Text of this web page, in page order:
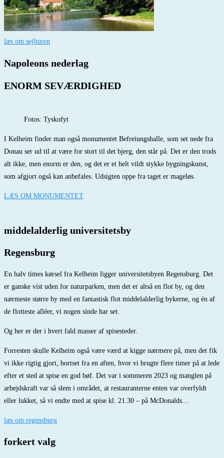
læs om sejlturen
Napoleons nederlag
ENORM SEVÆRDIGHED
Fotos: Tyskofyt
I Kelheim finder man også monumentet Befreiungshalle, som set nede fra
Donau ser ud til at være for stort til det bjerg, den står på. Det er den trods
alt ikke, men enorm er den, og det er et helt vildt stykke bygningskunst,
som afgjort også kan anbefales. Udsigten oppe fra taget er mageløs.
LÆS OM MONUMENTET
middelalderlig universitetsby
Regensburg
En halv times kørsel fra Kelheim ligger universitetsbyen Regensburg. Det
er ganske vist uden for naturparken, men det er altså en flot by, og den
nærmeste større by med en fantastisk flot middelalderlig bykerne, og én af
de flotteste alléer, vi nogen sinde har set.
Og her er der i hvert fald masser af spisesteder.
Forresten skulle Kelheim også være værd at kigge nærmere på, men det fik
vi ikke rigtig gjort, bortset fra en aften, hvor vi brugte flere timer på at lede
efter et sted at spise en god bøf. Det var i sommeren 2023 og manglen på
arbejdskraft var så slem i området, at restauranterne enten var overfyldt
eller lukket, så vi endte med at spise kl. 21.30 – på McDonalds…
læs om regensburg
forkert valg